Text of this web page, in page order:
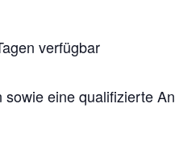
verfügbar
eine qualifizierte